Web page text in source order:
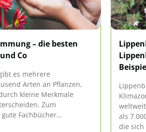
– die besten
Co
es mehrere
Arten an Pflanzen,
kleine Merkmale
Zum
Fachbücher
als
die